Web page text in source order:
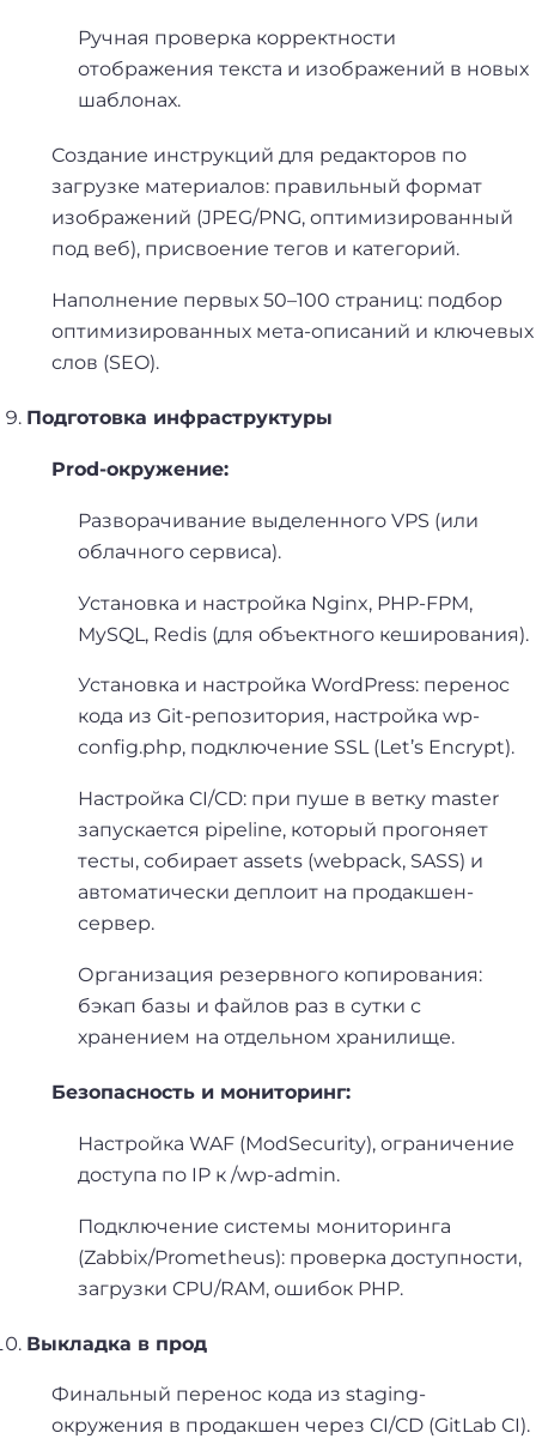
Ручная проверка корректности
отображения текста и изображений в новых
шаблонах.
Создание инструкций для редакторов по
загрузке материалов: правильный формат
изображений (JPEG/PNG, оптимизированный
под веб), присвоение тегов и категорий.
Наполнение первых 50–100 страниц: подбор
оптимизированных мета-описаний и ключевых
слов (SEO).
Подготовка инфраструктуры
Prod-окружение:
Разворачивание выделенного VPS (или
облачного сервиса).
Установка и настройка Nginx, PHP-FPM,
MySQL, Redis (для объектного кеширования).
Установка и настройка WordPress: перенос
кода из Git-репозитория, настройка wp-
config.php, подключение SSL (Let’s Encrypt).
Настройка CI/CD: при пуше в ветку master
запускается pipeline, который прогоняет
тесты, собирает assets (webpack, SASS) и
автоматически деплоит на продакшен-
сервер.
Организация резервного копирования:
бэкап базы и файлов раз в сутки с
хранением на отдельном хранилище.
Безопасность и мониторинг:
Настройка WAF (ModSecurity), ограничение
доступа по IP к /wp-admin.
Подключение системы мониторинга
(Zabbix/Prometheus): проверка доступности,
загрузки CPU/RAM, ошибок PHP.
Выкладка в прод
Финальный перенос кода из staging-
окружения в продакшен через CI/CD (GitLab CI).